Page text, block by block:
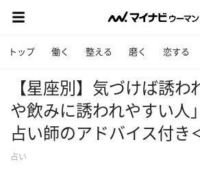
トップ 働く 整える 磨く 恋する
【星座別】気づけば誘
や飲みに誘われやすい
占い師のアドバイス付き
占い